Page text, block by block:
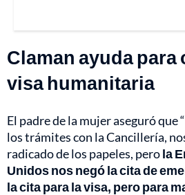
Claman ayuda para
visa humanitaria
El padre de la mujer aseguró que
los trámites con la Cancillería,
radicado de los papeles, perola
Unidos nos negó la cita de
la cita para la visa, pero para